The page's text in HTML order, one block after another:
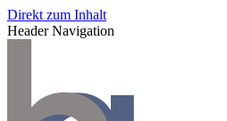
Direkt zum Inhalt
Header Navigation